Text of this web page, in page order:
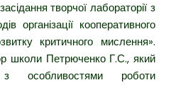
творчої лабораторії з
організації кооперативного
критичного мислення».
школи Петрюченко Г.С., який
особливостями роботи